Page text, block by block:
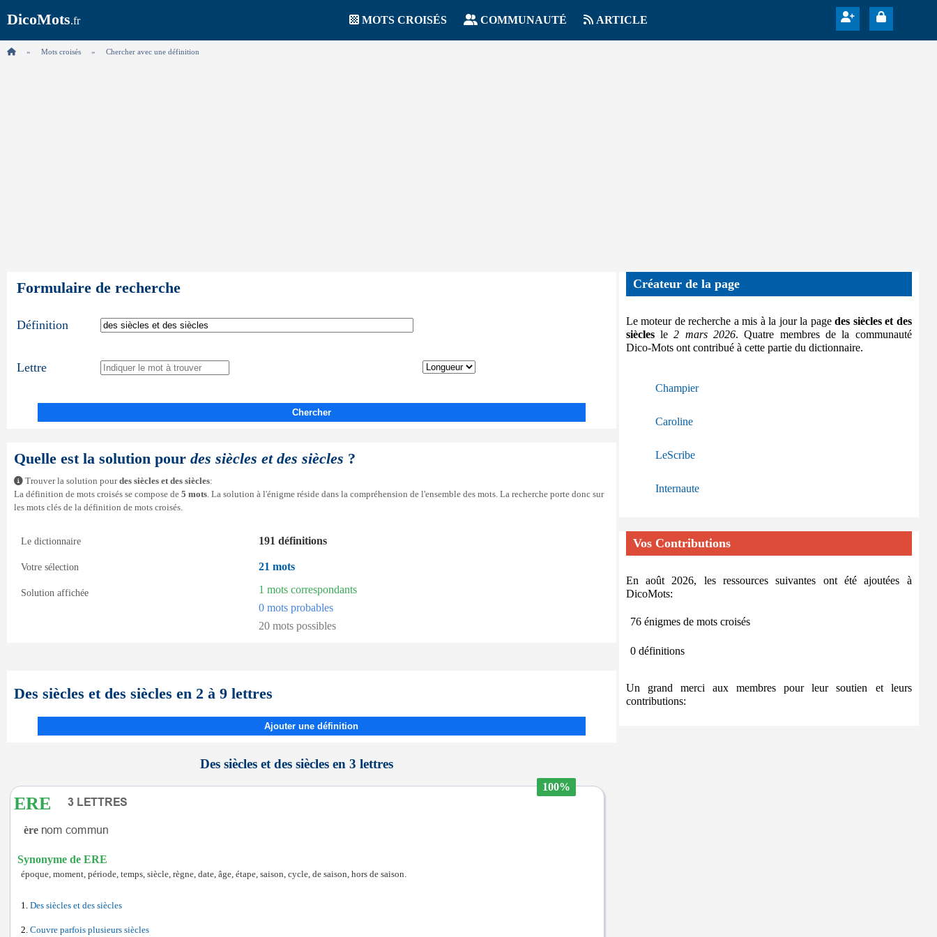
DicoMots.fr MOTS CROISÉS COMMUNAUTÉ ARTICLE
Mots croisés Chercher avec une définition
Formulaire de recherche
Définition
Lettre
Chercher
Quelle est la solution pour des siècles et des siècles ?
Trouver la solution pourdes siècles et des siècles:
La définition de mots croisés se compose de 5 mots. La solution à l'énigme réside dans la compréhension de l'ensemble des mots. La recherche porte donc sur
les mots clés de la définition de mots croisés.
Le dictionnaire 191 définitions
Votre sélection 21 mots
Solution affichée
1 mots correspondants
0 mots probables
20 mots possibles
Des siècles et des siècles en 2 à 9 lettres
Ajouter une définition
Des siècles et des siècles en 3 lettres
100%
ERE
ère
Synonyme de ERE
époque, moment, période, temps, siècle, règne, date, âge, étape, saison, cycle, de saison, hors de saison.
Des siècles et des siècles
Couvre parfois plusieurs siècles
Créateur de la page
Le moteur de recherche a mis à la jour la pagedes siècles et des
sièclesle2 mars 2026. Quatre membres de la communauté
Dico-Mots ont contribué à cette partie du dictionnaire.
Champier
Caroline
LeScribe
Internaute
Vos Contributions
En août 2026, les ressources suivantes ont été ajoutées à
DicoMots:
76 énigmes de mots croisés
0 définitions
Un grand merci aux membres pour leur soutien et leurs
contributions: